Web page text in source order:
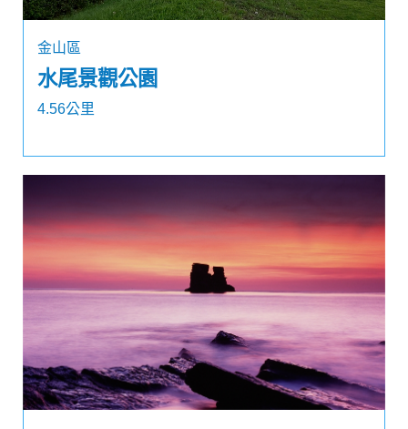
金山區
水尾景觀公園
4.56公里